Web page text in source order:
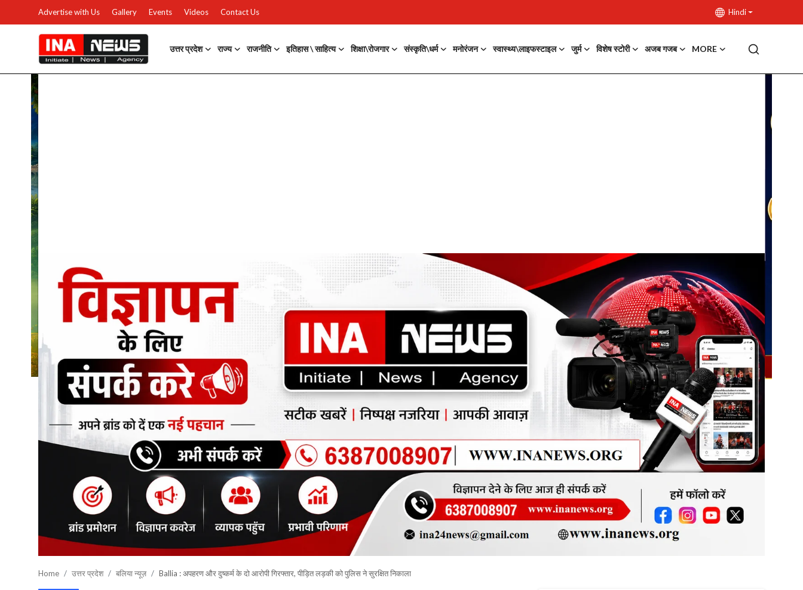
Advertise with Us Gallery Events Videos Contact Us Hindi
उत्तर प्रदेश राज्य राजनीति इतिहास \ साहित्य शिक्षा\रोजगार संस्कृति\धर्म मनोरंजन स्वास्थ्य\लाइफस्टाइल जुर्म विशेष स्टोरी अजब गजब MORE
उत्तर प्रदेश
Advertise with Us
Events
Gallery
राजनीति
Contacts
इतिहास \ साहित्य
शिक्षा\रोजगार
मनोरंजन
स्वास्थ्य\लाइफस्टाइल
अजब गजब
टेक्नोलॉजी / बिजनेस
वायरल न्यूज़
Home उत्तर प्रदेश बलिया न्यूज़ Ballia : अपहरण और दुष्कर्म के दो आरोपी गिरफ्तार, पीड़ित लड़की को पुलिस ने सुरक्षित निकाला